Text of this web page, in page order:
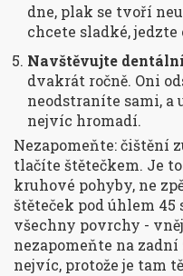
dne, plak se tvoří
chcete sladké, jedzte
Navštěvujte
dvakrát ročně. Oni
neodstraníte sami, a
nejvíc hromadí.
Nezapomeňte: čištění
tlačíte štětečkem. Je
kruhové pohyby, ne
štěteček pod úhlem 45
všechny povrchy -
nezapomeňte na
nejvíc, protože je tam